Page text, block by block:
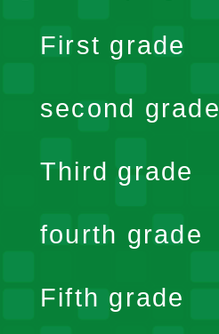
First grade
second grade
Third grade
fourth grade
Fifth grade